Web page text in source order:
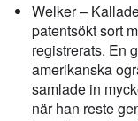
Welker –
patentsökt sort
registrerats. En
amerikanska
samlade in
när han reste